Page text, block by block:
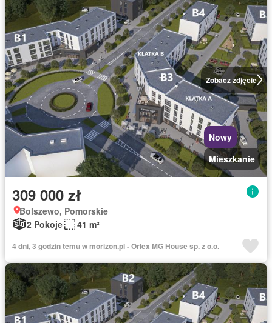
Zobacz zdjęcie
Nowy
Mieszkanie
309 000 zł
Bolszewo, Pomorskie
2 Pokoje
41 m²
4 dni, 3 godzin temu w morizon.pl - Orlex MG House sp. z o.o.